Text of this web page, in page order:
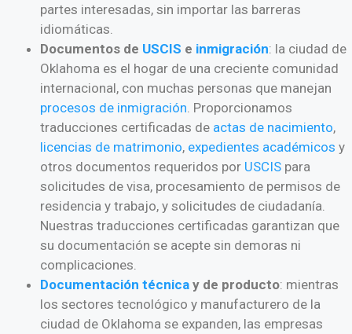
partes interesadas, sin importar las barreras
idiomáticas.
Documentos de USCIS e inmigración: la ciudad de
Oklahoma es el hogar de una creciente comunidad
internacional, con muchas personas que manejan
procesos de inmigración . Proporcionamos
traducciones certificadas de actas de nacimiento,
licencias de matrimonio, expedientes académicos y
otros documentos requeridos por USCIS para
solicitudes de visa, procesamiento de permisos de
residencia y trabajo, y solicitudes de ciudadanía.
Nuestras traducciones certificadas garantizan que
su documentación se acepte sin demoras ni
complicaciones.
Documentación técnica y de producto: mientras
los sectores tecnológico y manufacturero de la
ciudad de Oklahoma se expanden, las empresas